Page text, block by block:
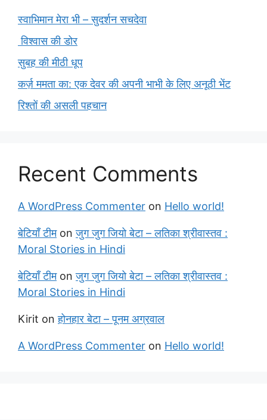
स्वाभिमान मेरा भी – सुदर्शन सचदेवा
विश्वास की डोर
सुबह की मीठी धूप
कर्ज़ ममता का: एक देवर की अपनी भाभी के लिए अनूठी भेंट
रिश्तों की असली पहचान
Recent Comments
A WordPress Commenter on Hello world!
बेटियाँ टीमonजुग जुग जियो बेटा – लतिका श्रीवास्तव :
Moral Stories in Hindi
बेटियाँ टीमonजुग जुग जियो बेटा – लतिका श्रीवास्तव :
Moral Stories in Hindi
Kirit onहोनहार बेटा – पूनम अग्रवाल
A WordPress Commenter on Hello world!